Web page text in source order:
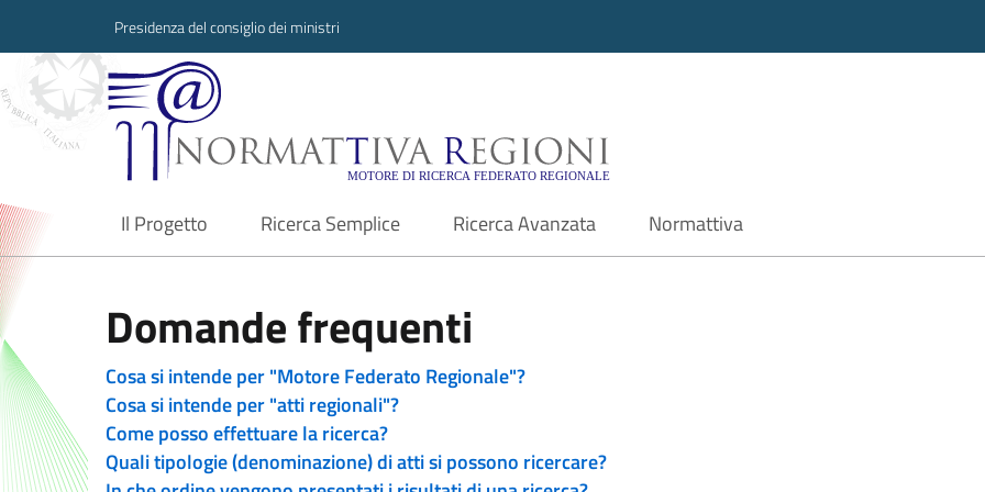
Presidenza del consiglio dei ministri
Normattiva Regioni - Motore di ricerca
Il Progetto
current Ricerca Semplice Ricerca Avanzata Normattiva
Domande frequenti
Cosa si intende per "Motore Federato Regionale"?
Cosa si intende per "atti regionali"?
Come posso effettuare la ricerca?
Quali tipologie (denominazione) di atti si possono ricercare?